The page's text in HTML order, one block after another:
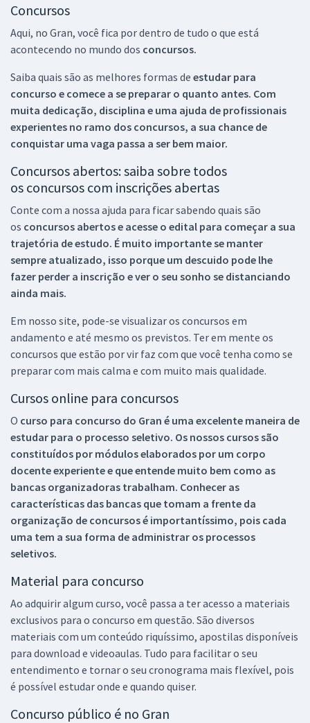
Concursos
Aqui, no Gran, você fica por dentro de tudo o que está
acontecendo no mundo dos concursos.
Saiba quais são as melhores formas de estudar para
concurso e comece a se preparar o quanto antes. Com
muita dedicação, disciplina e uma ajuda de profissionais
experientes no ramo dos concursos, a sua chance de
conquistar uma vaga passa a ser bem maior.
Concursos abertos: saiba sobre todos
os concursos com inscrições abertas
Conte com a nossa ajuda para ficar sabendo quais são
os concursos abertos e acesse o edital para começar a sua
trajetória de estudo. É muito importante se manter
sempre atualizado, isso porque um descuido pode lhe
fazer perder a inscrição e ver o seu sonho se distanciando
ainda mais.
Em nosso site, pode-se visualizar os concursos em
andamento e até mesmo os previstos. Ter em mente os
concursos que estão por vir faz com que você tenha como se
preparar com mais calma e com muito mais qualidade.
Cursos online para concursos
O curso para concurso do Gran é uma excelente maneira de
estudar para o processo seletivo. Os nossos cursos são
constituídos por módulos elaborados por um corpo
docente experiente e que entende muito bem como as
bancas organizadoras trabalham. Conhecer as
características das bancas que tomam a frente da
organização de concursos é importantíssimo, pois cada
uma tem a sua forma de administrar os processos
seletivos.
Material para concurso
Ao adquirir algum curso, você passa a ter acesso a materiais
exclusivos para o concurso em questão. São diversos
materiais com um conteúdo riquíssimo, apostilas disponíveis
para download e videoaulas. Tudo para facilitar o seu
entendimento e tornar o seu cronograma mais flexível, pois
é possível estudar onde e quando quiser.
Concurso público é no Gran